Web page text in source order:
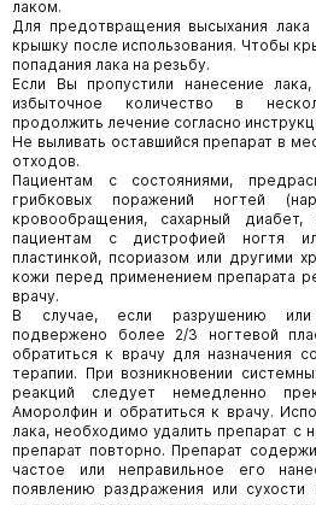
лаком.
Для предотвращения высыхания лака
крышку после использования. Чтобы
попадания лака на резьбу.
Если Вы пропустили нанесение
избыточное количество в
продолжить лечение согласно
Не выливать оставшийся препарат в
отходов.
Пациентам с состояниями,
грибковых поражений ногтей
кровообращения, сахарный
пациентам с дистрофией ногтя
пластинкой, псориазом или другими
кожи перед применением препарата
врачу.
В случае, если разрушению или
подвержено более 2/3 ногтевой
обратиться к врачу для назначения
терапии. При возникновении
реакций следует немедленно
Аморолфин и обратиться к врачу.
лака, необходимо удалить препарат с
препарат повторно. Препарат
частое или неправильное его
появлению раздражения или сухости